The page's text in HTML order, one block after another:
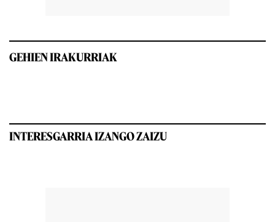
GEHIEN IRAKURRIAK
INTERESGARRIA IZANGO ZAIZU